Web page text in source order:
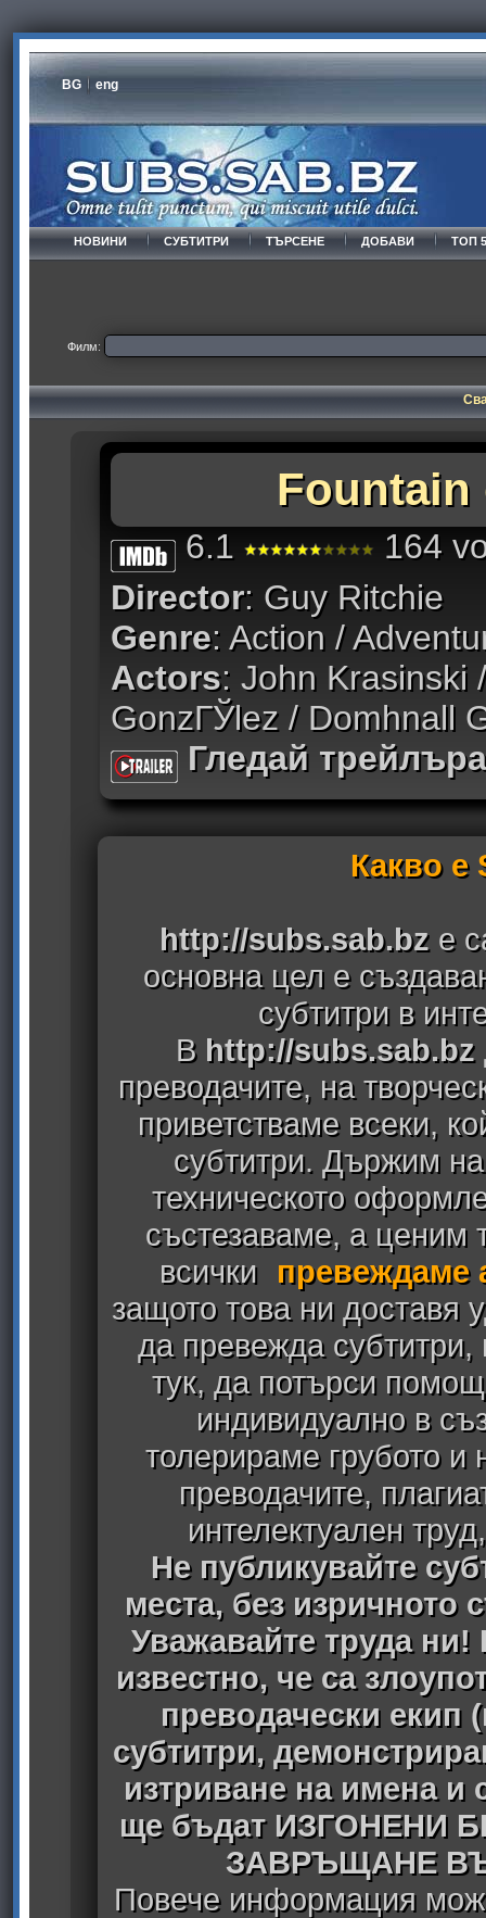
BG eng
НОВИНИ СУБТИТРИ ТЪРСЕНЕ ДОБАВИ ТОП
Филм:
Fountain
6.1
164
Director: Guy Ritchie
Genre: Action /
Actors: John Krasinski
GonzГЎlez / Domhnall
Гледай трейлъра
Какво е
http://subs.sab.bz е
основна цел е
субтитри в
В http://subs.sab.bz
преводачите, на
приветстваме всеки,
субтитри. Държим
техническото
състезаваме, а ценим
всички
превеждаме
защото това ни доставя
да превежда
тук, да потърси
индивидуално в
толерираме грубото
преводачите,
интелектуален
Не публикувайте
места, без изричното
Уважавайте труда ни!
известно, че са
преводачески екип
субтитри,
изтриване на имена
ще бъдат ИЗГОНЕНИ
ЗАВРЪЩАНЕ
Повече информация